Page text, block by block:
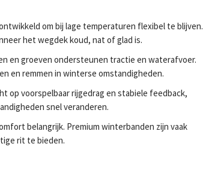
om bij lage temperaturen flexibel te blijven.
het wegdek koud, nat of glad is.
en groeven ondersteunen tractie en waterafvoer.
en remmen in winterse omstandigheden.
op voorspelbaar rijgedrag en stabiele feedback,
snel veranderen.
belangrijk. Premium winterbanden zijn vaak
rit te bieden.